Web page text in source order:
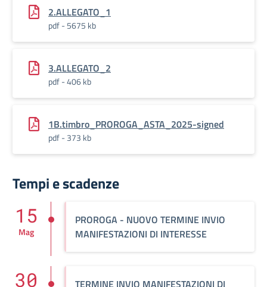
2.ALLEGATO_1
pdf - 5675 kb
3.ALLEGATO_2
pdf - 406 kb
1B.timbro_PROROGA_ASTA_2025-signed
pdf - 373 kb
Tempi e scadenze
PROROGA - NUOVO TERMINE INVIO
MANIFESTAZIONI DI INTERESSE
15
Mag
TERMINE INVIO MANIFESTAZIONI DI
30